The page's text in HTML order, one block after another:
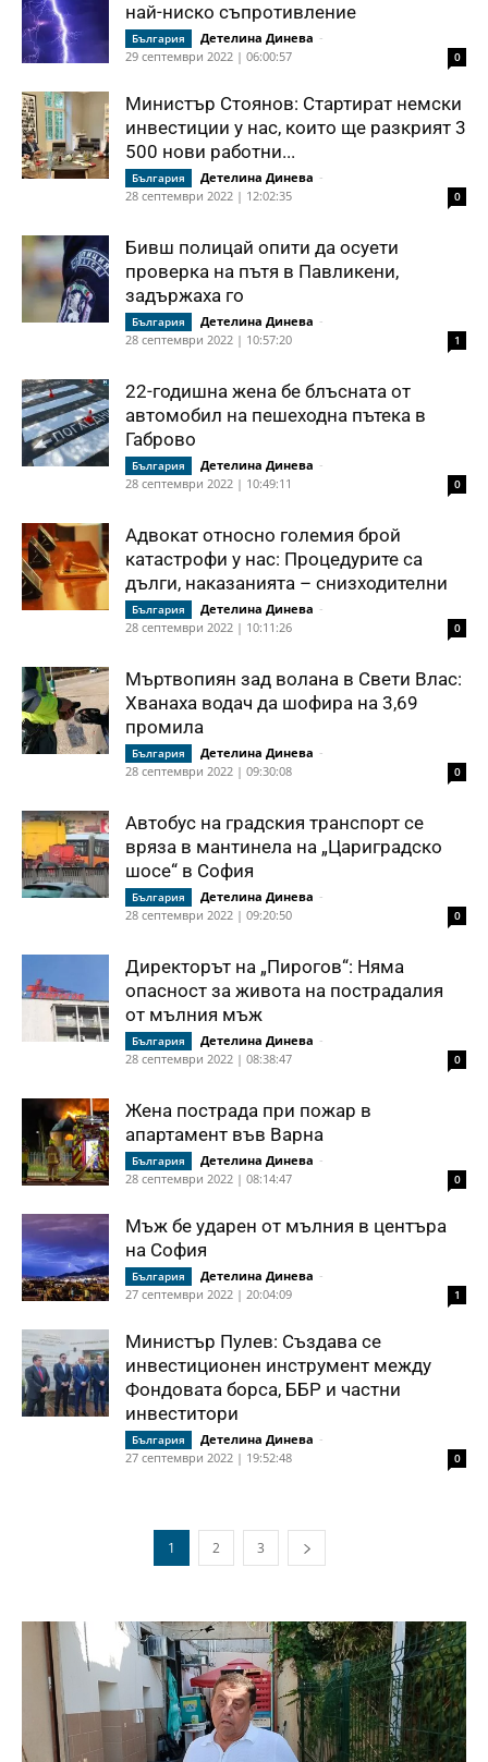
най-ниско съпротивление
България Детелина Динева -
29 септември 2022 | 06:00:57
0
Министър Стоянов: Стартират немски
инвестиции у нас, които ще разкрият 3
500 нови работни...
България Детелина Динева -
28 септември 2022 | 12:02:35
0
Бивш полицай опити да осуети
проверка на пътя в Павликени,
задържаха го
България Детелина Динева -
28 септември 2022 | 10:57:20
1
22-годишна жена бе блъсната от
автомобил на пешеходна пътека в
Габрово
България Детелина Динева -
28 септември 2022 | 10:49:11
0
Адвокат относно големия брой
катастрофи у нас: Процедурите са
дълги, наказанията – снизходителни
България Детелина Динева -
28 септември 2022 | 10:11:26
0
Мъртвопиян зад волана в Свети Влас:
Хванаха водач да шофира на 3,69
промила
България Детелина Динева -
28 септември 2022 | 09:30:08
0
Автобус на градския транспорт се
вряза в мантинела на „Цариградско
шосе“ в София
България Детелина Динева -
28 септември 2022 | 09:20:50
0
Директорът на „Пирогов“: Няма
опасност за живота на пострадалия
от мълния мъж
България Детелина Динева -
28 септември 2022 | 08:38:47
0
Жена пострада при пожар в
апартамент във Варна
България Детелина Динева -
28 септември 2022 | 08:14:47
0
Мъж бе ударен от мълния в центъра
на София
България Детелина Динева -
27 септември 2022 | 20:04:09
1
Министър Пулев: Създава се
инвестиционен инструмент между
Фондовата борса, ББР и частни
инвеститори
България Детелина Динева -
27 септември 2022 | 19:52:48
0
1 2 3